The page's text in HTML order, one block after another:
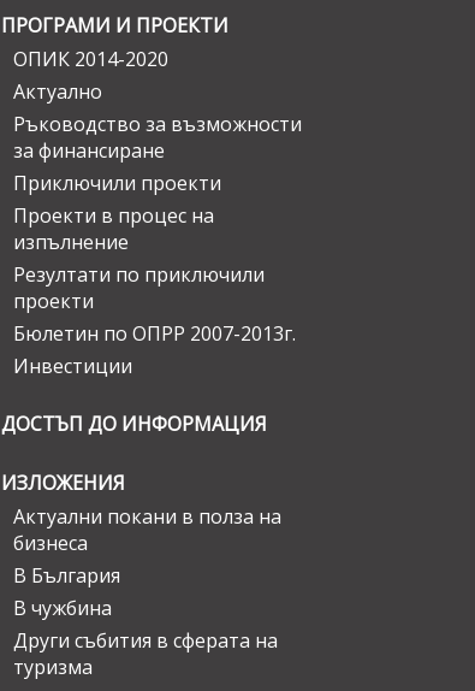
ПРОГРАМИ И ПРОЕКТИ
ОПИК 2014-2020
Актуално
Ръководство за възможности
за финансиране
Приключили проекти
Проекти в процес на
изпълнение
Резултати по приключили
проекти
Бюлетин по ОПРР 2007-2013г.
Инвестиции
ДОСТЪП ДО ИНФОРМАЦИЯ
ИЗЛОЖЕНИЯ
Актуални покани в полза на
бизнеса
В България
В чужбина
Други събития в сферата на
туризма